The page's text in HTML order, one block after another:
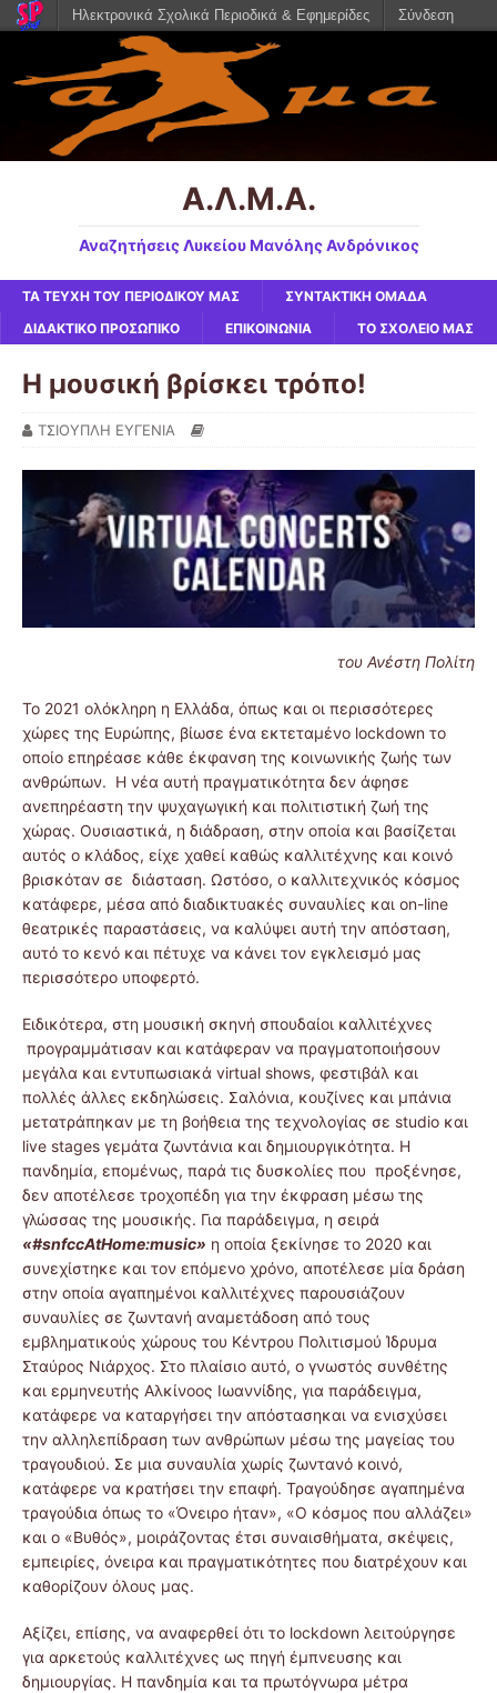
Α.Λ.Μ.Α.
Αναζητήσεις Λυκείου Μανόλης Ανδρόνικος
ΤΑ ΤΕΥΧΗ ΤΟΥ ΠΕΡΙΟΔΙΚΟΥ ΜΑΣ
ΣΥΝΤΑΚΤΙΚΗ ΟΜΑΔΑ
ΔΙΔΑΚΤΙΚΟ ΠΡΟΣΩΠΙΚΟ
ΕΠΙΚΟΙΝΩΝΙΑ ΤΟ ΣΧΟΛΕΙΟ ΜΑΣ
Η μουσική βρίσκει τρόπο!
ΤΣΙΟΥΠΛΗ ΕΥΓΕΝΙΑ
του Ανέστη Πολίτη
Το 2021 ολόκληρη η Ελλάδα, όπως και οι περισσότερες
χώρες της Ευρώπης, βίωσε ένα εκτεταμένο lockdown το
οποίο επηρέασε κάθε έκφανση της κοινωνικής ζωής των
ανθρώπων. Η νέα αυτή πραγματικότητα δεν άφησε
ανεπηρέαστη την ψυχαγωγική και πολιτιστική ζωή της
χώρας. Ουσιαστικά, η διάδραση, στην οποία και βασίζεται
αυτός ο κλάδος, είχε χαθεί καθώς καλλιτέχνης και κοινό
βρισκόταν σε διάσταση. Ωστόσο, ο καλλιτεχνικός κόσμος
κατάφερε, μέσα από διαδικτυακές συναυλίες και on-line
θεατρικές παραστάσεις, να καλύψει αυτή την απόσταση,
αυτό το κενό και πέτυχε να κάνει τον εγκλεισμό μας
περισσότερο υποφερτό.
Ειδικότερα, στη μουσική σκηνή σπουδαίοι καλλιτέχνες
προγραμμάτισαν και κατάφεραν να πραγματοποιήσουν
μεγάλα και εντυπωσιακά virtual shows, φεστιβάλ και
πολλές άλλες εκδηλώσεις. Σαλόνια, κουζίνες και μπάνια
μετατράπηκαν με τη βοήθεια της τεχνολογίας σε studio και
live stages γεμάτα ζωντάνια και δημιουργικότητα. Η
πανδημία, επομένως, παρά τις δυσκολίες που προξένησε,
δεν αποτέλεσε τροχοπέδη για την έκφραση μέσω της
γλώσσας της μουσικής. Για παράδειγμα, η σειρά
«#snfccAtHome:music» η οποία ξεκίνησε το 2020 και
συνεχίστηκε και τον επόμενο χρόνο, αποτέλεσε μία δράση
στην οποία αγαπημένοι καλλιτέχνες παρουσιάζουν
συναυλίες σε ζωντανή αναμετάδοση από τους
εμβληματικούς χώρους του Κέντρου Πολιτισμού Ίδρυμα
Σταύρος Νιάρχος. Στο πλαίσιο αυτό, ο γνωστός συνθέτης
και ερμηνευτής Αλκίνοος Ιωαννίδης, για παράδειγμα,
κατάφερε να καταργήσει την απόστασηκαι να ενισχύσει
την αλληλεπίδραση των ανθρώπων μέσω της μαγείας του
τραγουδιού. Σε μια συναυλία χωρίς ζωντανό κοινό,
κατάφερε να κρατήσει την επαφή. Τραγούδησε αγαπημένα
τραγούδια όπως το «Όνειρο ήταν», «Ο κόσμος που αλλάζει»
και ο «Βυθός», μοιράζοντας έτσι συναισθήματα, σκέψεις,
εμπειρίες, όνειρα και πραγματικότητες που διατρέχουν και
καθορίζουν όλους μας.
Αξίζει, επίσης, να αναφερθεί ότι το lockdown λειτούργησε
για αρκετούς καλλιτέχνες ως πηγή έμπνευσης και
δημιουργίας. Η πανδημία και τα πρωτόγνωρα μέτρα
Ηλεκτρονικά Σχολικά Περιοδικά & Εφημερίδες Σύνδεση